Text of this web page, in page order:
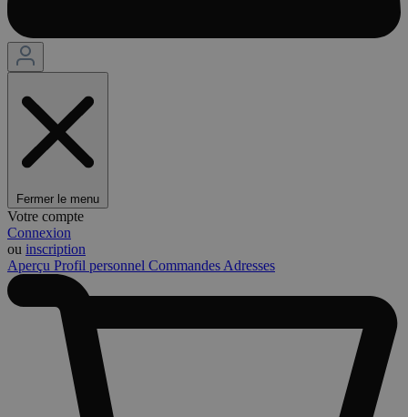
Fermer le menu
Votre compte
Connexion
ou inscription
Aperçu Profil personnel Commandes Adresses